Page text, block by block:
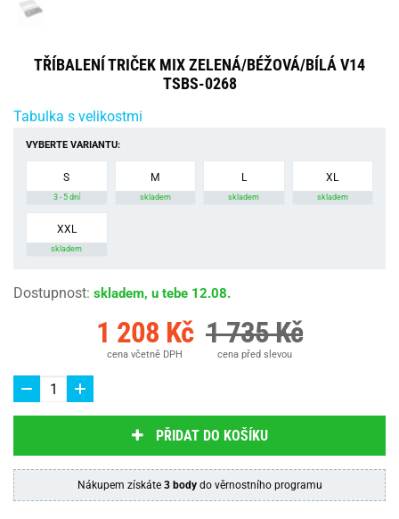
TŘÍBALENÍ TRIČEK MIX ZELENÁ/BÉŽOVÁ/BÍLÁ V14
TSBS-0268
Tabulka s velikostmi
VYBERTE VARIANTU:
S
3 - 5 dní
M
skladem
L
skladem
XL
skladem
XXL
skladem
Dostupnost: skladem, u tebe 12.08.
1 208 Kč
cena včetně DPH
1 735 Kč
cena před slevou
PŘIDAT DO KOŠÍKU
Nákupem získáte 3 bodydo věrnostního programu